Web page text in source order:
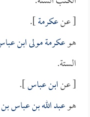
[ عنعكرمة].
هوعكرمة مولى ابن
الستة.
[ عنابن عباس].
هوعبد الله بن عباس